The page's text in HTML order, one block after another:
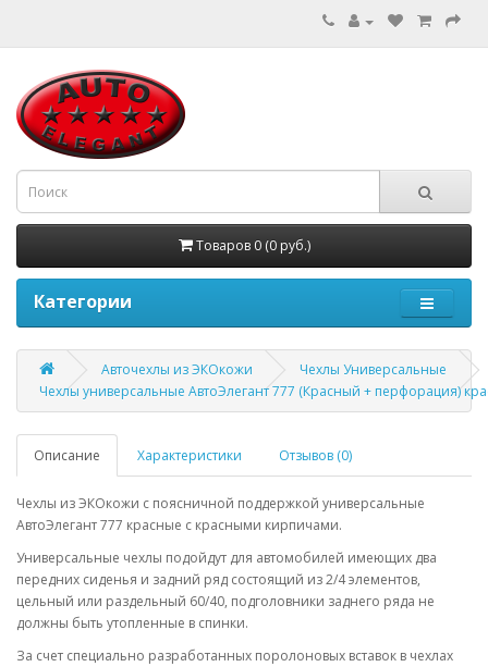
Товаров 0 (0 руб.)
Категории
Авточехлы из ЭКОкожи
Чехлы Универсальные
Чехлы универсальные АвтоЭлегант 777 (Красный + перфорация)
Описание Характеристики Отзывов (0)
Чехлы из ЭКОкожи с поясничной поддержкой универсальные
АвтоЭлегант 777 красные с красными кирпичами.
Универсальные чехлы подойдут для автомобилей имеющих два
передних сиденья и задний ряд состоящий из 2/4 элементов,
цельный или раздельный 60/40, подголовники заднего ряда не
должны быть утопленные в спинки.
За счет специально разработанных поролоновых вставок в чехлах